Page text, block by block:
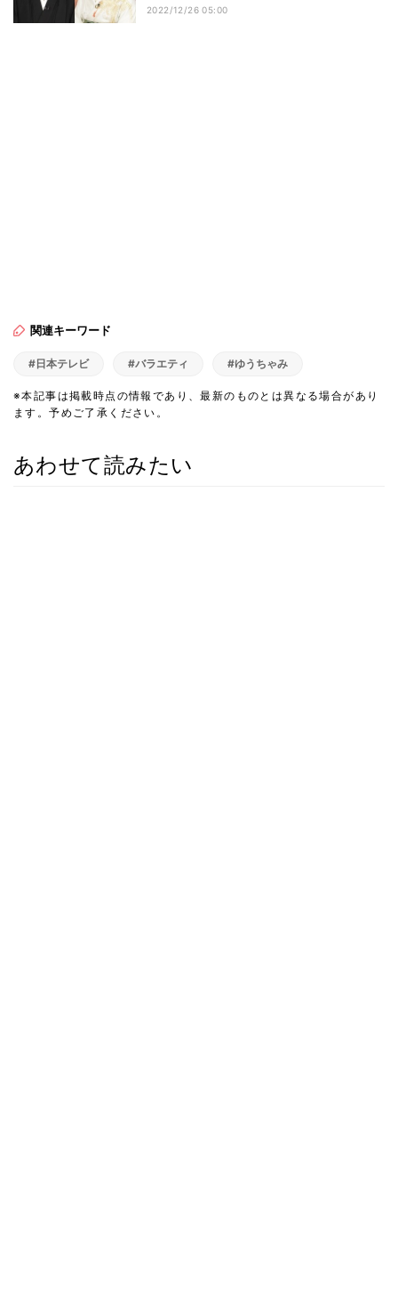
2022/12/26 05:00
関連キーワード
#日本テレビ #バラエティ #ゆうちゃみ
※本記事は掲載時点の情報であり、最新のものとは異なる場合があり
ます。予めご了承ください。
あわせて読みたい